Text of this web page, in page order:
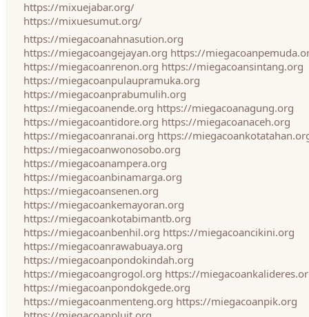
https://mixuejabar.org/
https://mixuesumut.org/
https://miegacoanahnasution.org
https://miegacoangejayan.org https://
https://miegacoanrenon.org https://miegacoansintang.org
https://miegacoanpulaupramuka.org
https://miegacoanprabumulih.org
https://miegacoanende.org https://miegacoanagung.org
https://miegacoantidore.org https://miegacoanaceh.org
https://miegacoanranai.org https://
https://miegacoanwonosobo.org
https://miegacoanampera.org
https://miegacoanbinamarga.org
https://miegacoansenen.org
https://miegacoankemayoran.org
https://miegacoankotabimantb.org
https://miegacoanbenhil.org https://miegacoancikini.org
https://miegacoanrawabuaya.org
https://miegacoanpondokindah.org
https://miegacoangrogol.org https://
https://miegacoanpondokgede.org
https://miegacoanmenteng.org https://miegacoanpik.org